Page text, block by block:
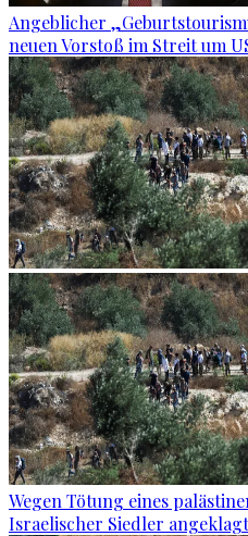
Angeblicher
neuen Vorstoß im Streit um
Wegen Tötung eines
Israelischer Siedler angeklagt